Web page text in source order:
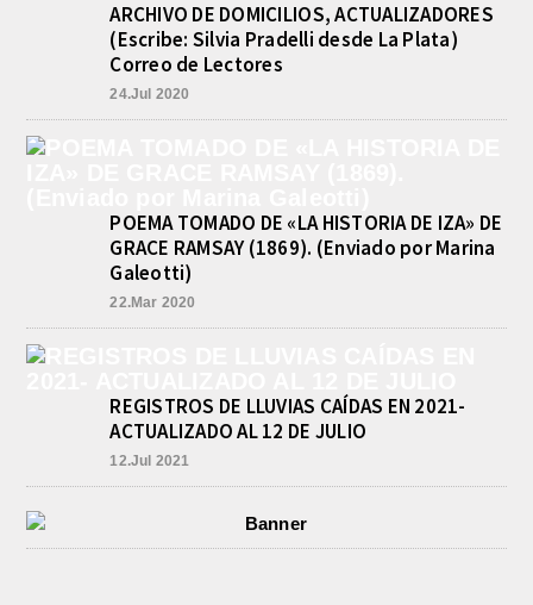
ARCHIVO DE DOMICILIOS, ACTUALIZADORES
(Escribe: Silvia Pradelli desde La Plata)
Correo de Lectores
24.Jul 2020
POEMA TOMADO DE «LA HISTORIA DE IZA» DE
GRACE RAMSAY (1869). (Enviado por Marina
Galeotti)
22.Mar 2020
REGISTROS DE LLUVIAS CAÍDAS EN 2021-
ACTUALIZADO AL 12 DE JULIO
12.Jul 2021